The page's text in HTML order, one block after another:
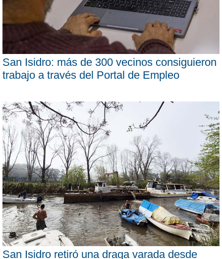
San Isidro: más de 300 vecinos consiguieron
trabajo a través del Portal de Empleo
San Isidro retiró una draga varada desde